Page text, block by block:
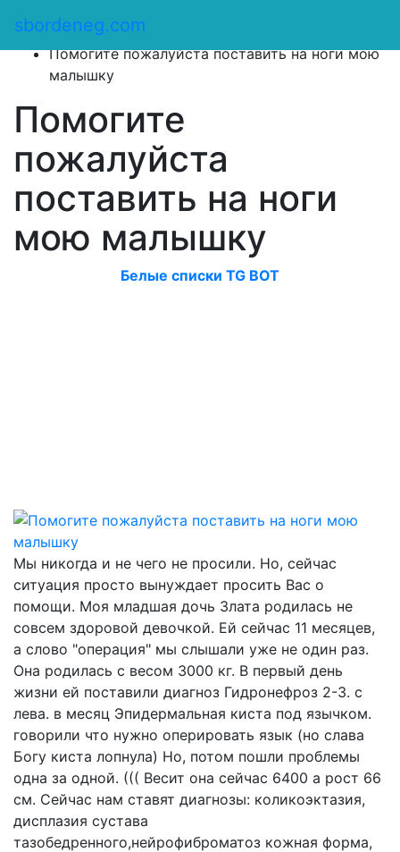
sbordeneg.com
Оказать помощь
Помогите пожалуйста поставить на ноги мою
малышку
Помогите
пожалуйста
поставить на ноги
мою малышку
Белые списки TG BOT
Мы никогда и не чего не просили. Но, сейчас
ситуация просто вынуждает просить Вас о
помощи. Моя младшая дочь Злата родилась не
совсем здоровой девочкой. Ей сейчас 11 месяцев,
а слово "операция" мы слышали уже не один раз.
Она родилась с весом 3000 кг. В первый день
жизни ей поставили диагноз Гидронефроз 2-3. с
лева. в месяц Эпидермальная киста под язычком.
говорили что нужно оперировать язык (но слава
Богу киста лопнула) Но, потом пошли проблемы
одна за одной. ((( Весит она сейчас 6400 а рост 66
см. Сейчас нам ставят диагнозы: коликоэктазия,
дисплазия сустава
тазобедренного,нейрофиброматоз кожная форма,